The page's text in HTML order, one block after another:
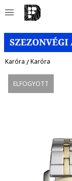
Karóra /Karóra
ELFOGYOTT